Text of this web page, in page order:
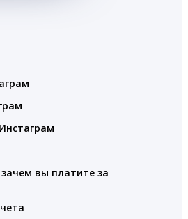
вы платите за